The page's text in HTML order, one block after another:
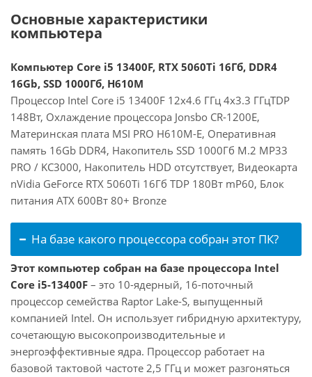
Основные характеристики
компьютера
Компьютер Core i5 13400F, RTX 5060Ti 16Гб, DDR4
16Gb, SSD 1000Гб, H610M
Процессор Intel Core i5 13400F 12x4.6 ГГц 4x3.3 ГГцTDP
148Вт, Охлаждение процессора Jonsbo CR-1200E,
Материнская плата MSI PRO H610M-E, Оперативная
память 16Gb DDR4, Накопитель SSD 1000Гб M.2 MP33
PRO / KC3000, Накопитель HDD отсутствует, Видеокарта
nVidia GeForce RTX 5060Ti 16Гб TDP 180Вт mP60, Блок
питания ATX 600Вт 80+ Bronze
На базе какого процессора собран этот ПК?
Этот компьютер собран на базе процессора Intel
Core i5-13400F – это 10-ядерный, 16-поточный
процессор семейства Raptor Lake-S, выпущенный
компанией Intel. Он использует гибридную архитектуру,
сочетающую высокопроизводительные и
энергоэффективные ядра. Процессор работает на
базовой тактовой частоте 2,5 ГГц и может разгоняться